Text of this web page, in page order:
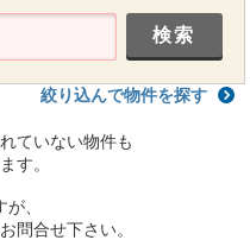
絞り込んで物件を探す
ていない物件も
す。
、
問合せ下さい。